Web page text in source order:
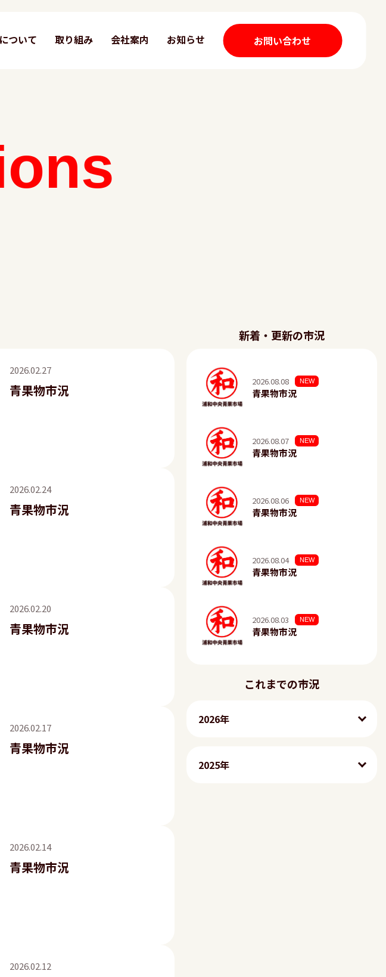
ついて 取り組み 会社案内 お知らせ お問い合わせ
2026.02.27
青果物市況
2026.02.24
青果物市況
2026.02.20
青果物市況
2026.02.17
青果物市況
2026.02.14
青果物市況
2026.02.12
新着・更新の市況
2026.08.08 NEW
青果物市況
2026.08.07 NEW
青果物市況
2026.08.06 NEW
青果物市況
2026.08.04 NEW
青果物市況
2026.08.03 NEW
青果物市況
これまでの市況
2026年
2025年